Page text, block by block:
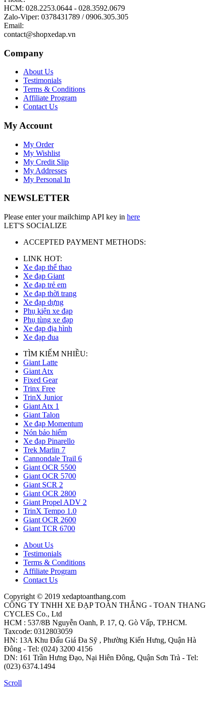
HCM: 028.2253.0644 - 028.3592.0679
Zalo-Viper: 0378431789 / 0906.305.305
Email:
contact@shopxedap.vn
Company
About Us
Testimonials
Terms & Conditions
Affiliate Program
Contact Us
My Account
My Order
My Wishlist
My Credit Slip
My Addresses
My Personal In
NEWSLETTER
Please enter your mailchimp API key in here
LET'S SOCIALIZE
ACCEPTED PAYMENT METHODS:
LINK HOT:
Xe đạp thể thao
Xe đạp Giant
Xe đạp trẻ em
Xe đạp thời trang
Xe đạp dựng
Phụ kiện xe đạp
Phụ tùng xe đạp
Xe đạp địa hình
Xe đạp đua
TÌM KIẾM NHIỀU:
Giant Latte
Giant Atx
Fixed Gear
Trinx Free
TrinX Junior
Giant Atx 1
Giant Talon
Xe đạp Momentum
Nón bảo hiểm
Xe đạp Pinarello
Trek Marlin 7
Cannondale Trail 6
Giant OCR 5500
Giant OCR 5700
Giant SCR 2
Giant OCR 2800
Giant Propel ADV 2
TrinX Tempo 1.0
Giant OCR 2600
Giant TCR 6700
About Us
Testimonials
Terms & Conditions
Affiliate Program
Contact Us
Copyright © 2019 xedaptoanthang.com
CÔNG TY TNHH XE ĐẠP TOÀN THẮNG - TOAN THANG
CYCLES Co., Ltd
HCM : 537/8B Nguyễn Oanh, P. 17, Q. Gò Vấp, TP.HCM.
Taxcode: 0312803059
HN: 13A Khu Đấu Giá Đa Sỹ , Phường Kiến Hưng, Quận Hà
Đông - Tel: (024) 3200 4156
DN: 161 Trần Hưng Đạo, Nại Hiên Đông, Quận Sơn Trà - Tel:
(023) 6374.1494
Scroll